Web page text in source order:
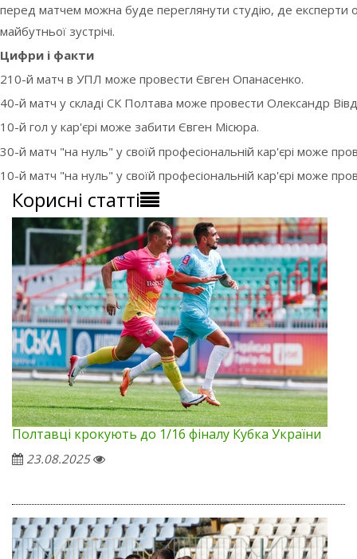
перед матчем можна буде переглянути студію, де експерти
майбутньої зустрічі.
Цифри і факти
210-й матч в УПЛ може провести Євген Опанасенко.
40-й матч у складі СК Полтава може провести Олександр
10-й гол у кар'єрі може забити Євген Місюра.
30-й матч "на нуль" у своїй професіональній кар'єрі може
10-й матч "на нуль" у своїй професіональній кар'єрі може
Корисні статті
Полтавці крокують до 1/16 фіналу Кубка України
23.08.2025